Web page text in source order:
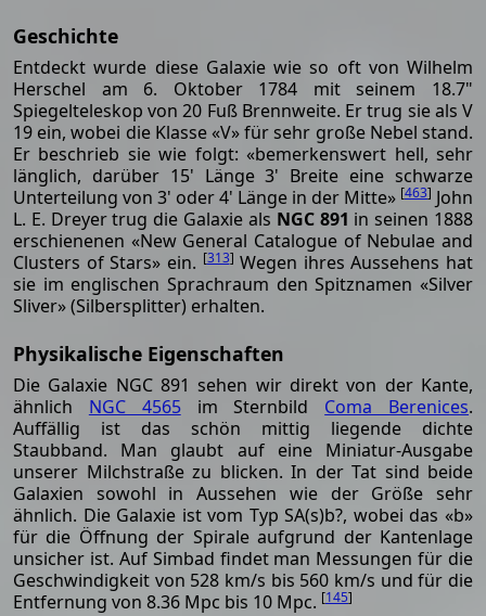
Geschichte
Entdeckt wurde diese Galaxie wie so oft von Wilhelm
Herschel am 6. Oktober 1784 mit seinem 18.7"
Spiegelteleskop von 20 Fuß Brennweite. Er trug sie als V
19 ein, wobei die Klasse «V» für sehr große Nebel stand.
Er beschrieb sie wie folgt: «bemerkenswert hell, sehr
länglich, darüber 15' Länge 3' Breite eine schwarze
Unterteilung von 3' oder 4' Länge in der Mitte» [463] John
L. E. Dreyer trug die Galaxie als NGC 891 in seinen 1888
erschienenen «New General Catalogue of Nebulae and
Clusters of Stars» ein. [313] Wegen ihres Aussehens hat
sie im englischen Sprachraum den Spitznamen «Silver
Sliver» (Silbersplitter) erhalten.
Physikalische Eigenschaften
Die Galaxie NGC 891 sehen wir direkt von der Kante,
ähnlich NGC 4565im Sternbild Coma Berenices.
Auffällig ist das schön mittig liegende dichte
Staubband. Man glaubt auf eine Miniatur-Ausgabe
unserer Milchstraße zu blicken. In der Tat sind beide
Galaxien sowohl in Aussehen wie der Größe sehr
ähnlich. Die Galaxie ist vom Typ SA(s)b?, wobei das «b»
für die Öffnung der Spirale aufgrund der Kantenlage
unsicher ist. Auf Simbad findet man Messungen für die
Geschwindigkeit von 528 km/s bis 560 km/s und für die
Entfernung von 8.36 Mpc bis 10 Mpc. [145]